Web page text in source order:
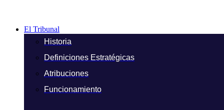
El Tribunal
Historia
Definiciones Estratégicas
Atribuciones
Funcionamiento